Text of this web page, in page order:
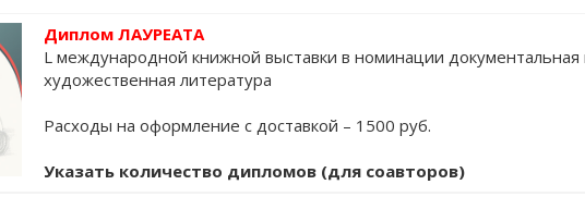
Диплом ЛАУРЕАТА
L международной книжной выставки в номинации документальная
художественная литература
Расходы на оформление с доставкой – 1500 руб.
Указать количество дипломов (для соавторов)